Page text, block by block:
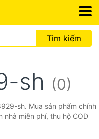
Tìm kiếm
sh (0)
sh. Mua sản phẩm chính
nhà miễn phí, thu hộ COD